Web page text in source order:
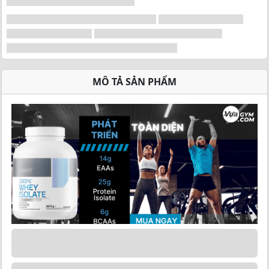
MÔ TẢ SẢN PHẨM
OstroVit - 100% Whey